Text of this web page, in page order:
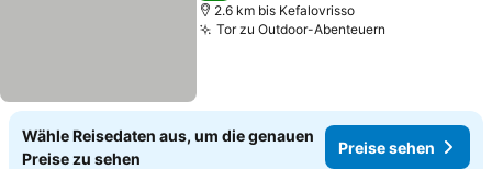
2.6 km bis Kefalovrisso
Tor zu Outdoor-Abenteuern
Wähle Reisedaten aus, um die genauen
Preise zu sehen
Preise sehen